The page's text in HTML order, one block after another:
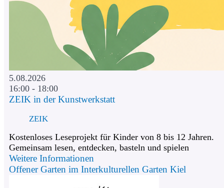
5.08.2026
16:00 - 18:00
ZEIK in der Kunstwerkstatt
ZEIK
Kostenloses Leseprojekt für Kinder von 8 bis 12 Jahren.
Gemeinsam lesen, entdecken, basteln und spielen
Weitere Informationen
Offener Garten im Interkulturellen Garten Kiel